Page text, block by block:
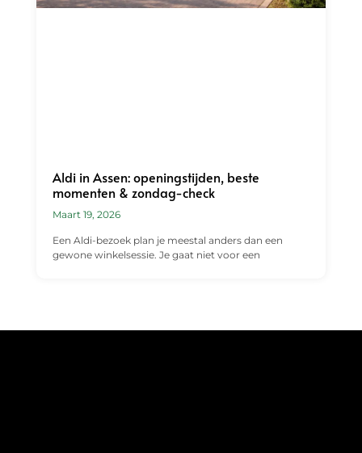
Aldi in Assen: openingstijden, beste
momenten & zondag-check
Maart 19, 2026
Een Aldi-bezoek plan je meestal anders dan een
gewone winkelsessie. Je gaat niet voor een